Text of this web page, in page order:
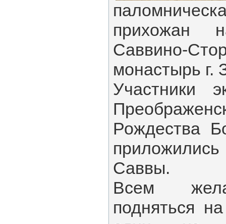
прихожан
Саввино-
монастырь г.
Участники
Рождества
Саввы.
Всем
подняться